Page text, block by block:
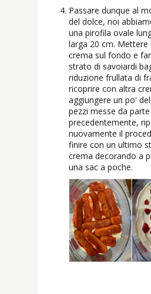
Passare dunque al
del dolce, noi
una pirofila ovale
larga 20 cm. Mettere
crema sul fondo e
strato di savoiardi
riduzione frullata di
ricoprire con altra
aggiungere un po'
pezzi messe da parte
precedentemente,
nuovamente il
finire con un ultimo
crema decorando a
una sac a poche.